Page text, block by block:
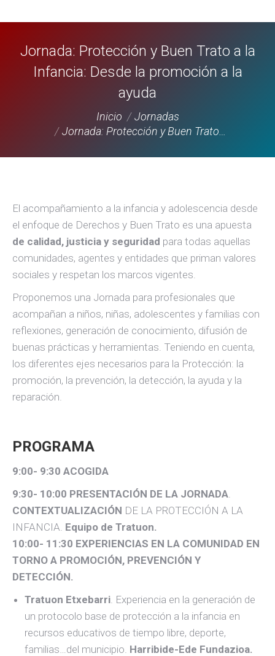
Jornada: Protección y Buen Trato a la
Infancia: Desde la promoción a la
ayuda
Inicio
Jornadas
Jornada: Protección y Buen Trato…
El acompañamiento a la infancia y adolescencia desde
el enfoque de Derechos y Buen Trato es una apuesta
de calidad, justicia y seguridad para todas aquellas
comunidades, agentes y entidades que priman valores
sociales y respetan los marcos vigentes.
Proponemos una Jornada para profesionales que
acompañan a niños, niñas, adolescentes y familias con
reflexiones, generación de conocimiento, difusión de
buenas prácticas y herramientas. Teniendo en cuenta,
los diferentes ejes necesarios para la Protección: la
promoción, la prevención, la detección, la ayuda y la
reparación.
PROGRAMA
9:00- 9:30 ACOGIDA
9:30- 10:00 PRESENTACIÓN DE LA JORNADA.
CONTEXTUALIZACIÓN DE LA PROTECCIÓN A LA
INFANCIA. Equipo de Tratuon.
10:00- 11:30 EXPERIENCIAS EN LA COMUNIDAD EN
TORNO A PROMOCIÓN, PREVENCIÓN Y
DETECCIÓN.
Tratuon Etxebarri. Experiencia en la generación de
un protocolo base de protección a la infancia en
recursos educativos de tiempo libre, deporte,
familias…del municipio. Harribide-Ede Fundazioa.